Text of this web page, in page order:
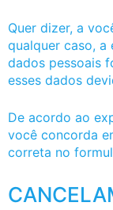
Quer dizer, a
qualquer caso,
dados pessoais
esses dados
De acordo ao
você concorda
correta no